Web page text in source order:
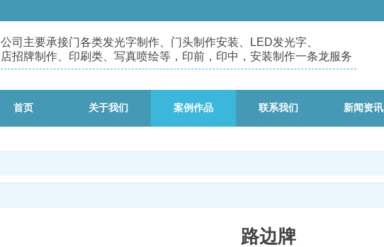
公司主要承接门各类发光字制作、门头制作安装、
LED发光字、
店招牌制作、印刷类、写真喷绘等，印前，印中，安装制作一条龙服务
首页 关于我们 案例作品 联系我们 新闻资讯
路边牌